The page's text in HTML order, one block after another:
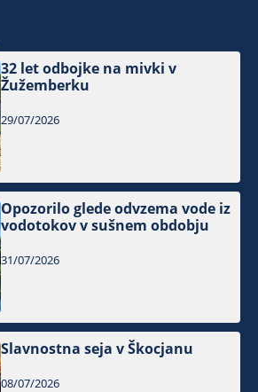
32 let odbojke na mivki v
Žužemberku
29/07/2026
Opozorilo glede odvzema vode iz
vodotokov v sušnem obdobju
31/07/2026
Slavnostna seja v Škocjanu
08/07/2026